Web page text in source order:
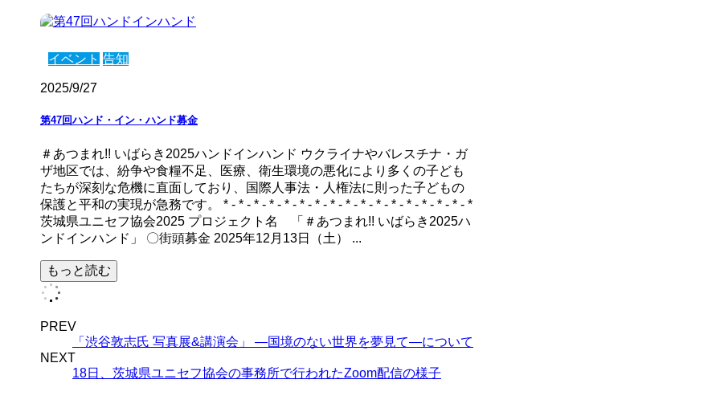
イベント 告知
2025/9/27
第47回ハンド・イン・ハンド募金
＃あつまれ!! いばらき2025ハンドインハンド ウクライナやバレスチナ・ガ
ザ地区では、紛争や食糧不足、医療、衛生環境の悪化により多くの子ども
たちが深刻な危機に直面しており、国際人事法・人権法に則った子どもの
保護と平和の実現が急務です。 * - * - * - * - * - * - * - * - * - * - * - * - * - * - * - * - *
茨城県ユニセフ協会2025 プロジェクト名 「＃あつまれ!! いばらき2025ハ
ンドインハンド」 〇街頭募金 2025年12月13日（土） ...
もっと読む
PREV
「渋谷敦志氏 写真展&講演会」 ―国境のない世界を夢見て―について
NEXT
18日、茨城県ユニセフ協会の事務所で行われたZoom配信の様子